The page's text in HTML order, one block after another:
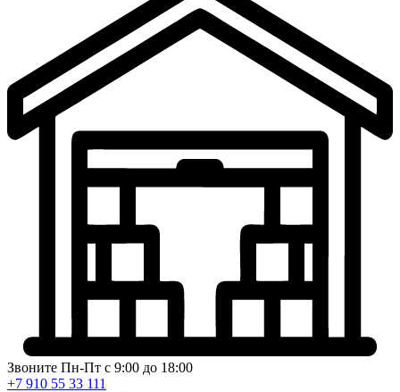
Звоните Пн-Пт с 9:00 до 18:00
+7 910 55 33 111